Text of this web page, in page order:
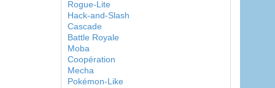
Rogue-Lite
Hack-and-Slash
Cascade
Battle Royale
Moba
Coopération
Mecha
Pokémon-Like